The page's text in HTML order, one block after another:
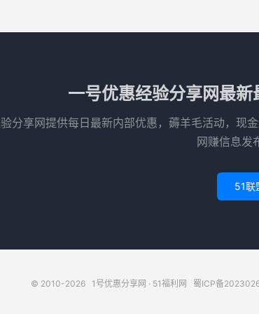
一号优惠经验分享网最
分享网提供每日最新内部优惠，薅羊毛活动，现
网赚信息发
51联
© 2010-2026 1号优惠分享网 · 51福利网 蜀ICP备